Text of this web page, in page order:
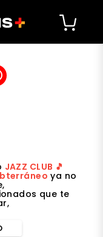
JAZZ CLUB 🎵
ya no
que te